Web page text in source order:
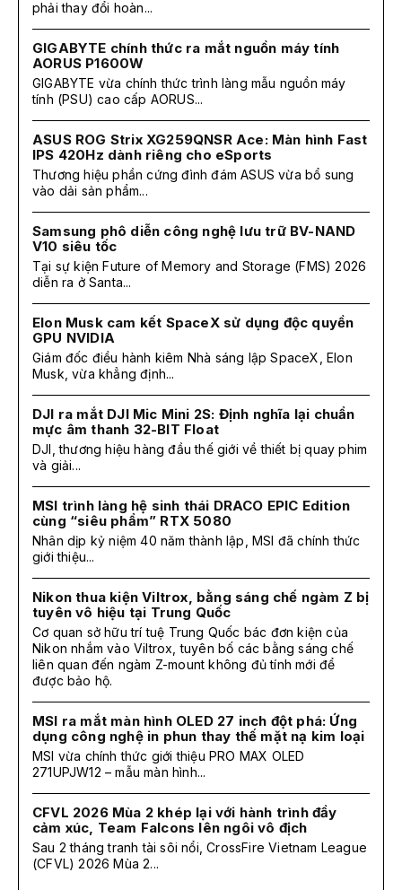
phải thay đổi hoàn...
GIGABYTE chính thức ra mắt nguồn máy tính
AORUS P1600W
GIGABYTE vừa chính thức trình làng mẫu nguồn máy
tính (PSU) cao cấp AORUS...
ASUS ROG Strix XG259QNSR Ace: Màn hình Fast
IPS 420Hz dành riêng cho eSports
Thương hiệu phần cứng đình đám ASUS vừa bổ sung
vào dải sản phẩm...
Samsung phô diễn công nghệ lưu trữ BV-NAND
V10 siêu tốc
Tại sự kiện Future of Memory and Storage (FMS) 2026
diễn ra ở Santa...
Elon Musk cam kết SpaceX sử dụng độc quyền
GPU NVIDIA
Giám đốc điều hành kiêm Nhà sáng lập SpaceX, Elon
Musk, vừa khẳng định...
DJI ra mắt DJI Mic Mini 2S: Định nghĩa lại chuẩn
mực âm thanh 32-BIT Float
DJI, thương hiệu hàng đầu thế giới về thiết bị quay phim
và giải...
MSI trình làng hệ sinh thái DRACO EPIC Edition
cùng “siêu phẩm” RTX 5080
Nhân dịp kỷ niệm 40 năm thành lập, MSI đã chính thức
giới thiệu...
Nikon thua kiện Viltrox, bằng sáng chế ngàm Z bị
tuyên vô hiệu tại Trung Quốc
Cơ quan sở hữu trí tuệ Trung Quốc bác đơn kiện của
Nikon nhắm vào Viltrox, tuyên bố các bằng sáng chế
liên quan đến ngàm Z-mount không đủ tính mới để
được bảo hộ.
MSI ra mắt màn hình OLED 27 inch đột phá: Ứng
dụng công nghệ in phun thay thế mặt nạ kim loại
MSI vừa chính thức giới thiệu PRO MAX OLED
271UPJW12 – mẫu màn hình...
CFVL 2026 Mùa 2 khép lại với hành trình đầy
cảm xúc, Team Falcons lên ngôi vô địch
Sau 2 tháng tranh tài sôi nổi, CrossFire Vietnam League
(CFVL) 2026 Mùa 2...